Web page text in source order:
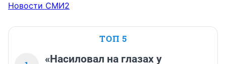
Новости СМИ2
ТОП 5
«Насиловал на глазах у